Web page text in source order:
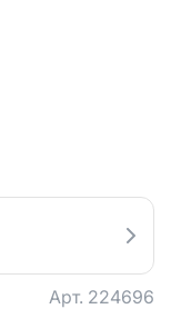
Арт. 224696